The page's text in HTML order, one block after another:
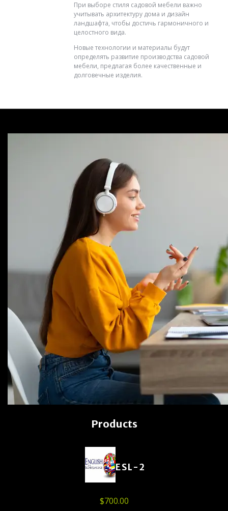
При выборе стиля садовой мебели важно
учитывать архитектуру дома и дизайн
ландшафта, чтобы достичь гармоничного и
целостного вида.
Новые технологии и материалы будут
определять развитие производства садовой
мебели, предлагая более качественные и
долговечные изделия.
Products
ESL-2
$700.00